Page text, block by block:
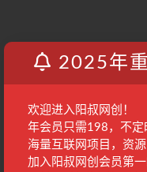
2025年
欢迎进入阳叔网创！
年会员只需198，不定
海量互联网项目，资
加入阳叔网创会员第